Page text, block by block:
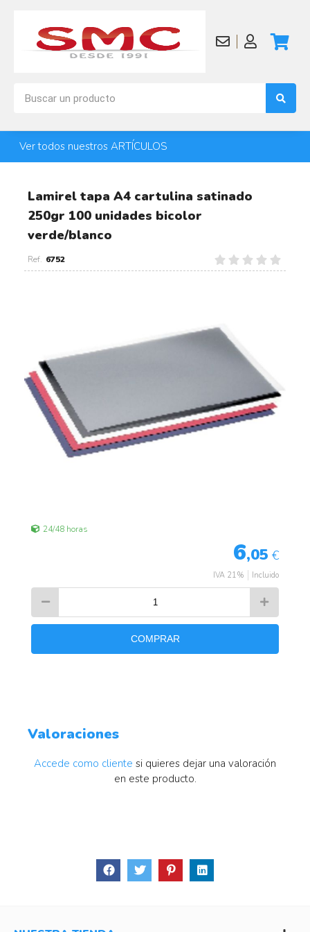
Ver todos nuestros ARTÍCULOS
Lamirel tapa A4 cartulina satinado
250gr 100 unidades bicolor
verde/blanco
6752
24/48 horas
6,05 €
IVA 21% Incluido
COMPRAR
Valoraciones
Accede como cliente si quieres dejar una valoración
en este producto.